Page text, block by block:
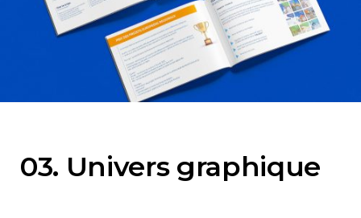
03. Univers graphique